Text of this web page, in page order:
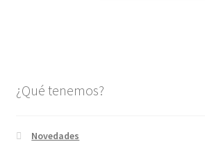
¿Qué tenemos?
Novedades